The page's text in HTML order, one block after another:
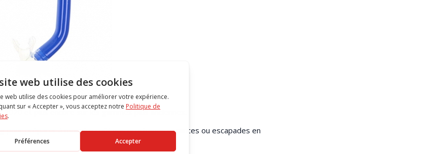
et plus encore sur les gammes plus anciennes.
préparer à moindre coût vos prochaines vacances ou escapades en